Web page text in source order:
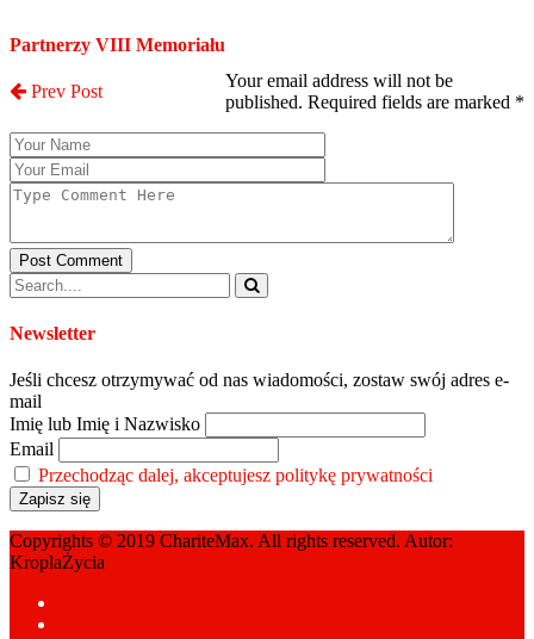
Partnerzy VIII Memoriału
Prev Post
Your email address will not be
published. Required fields are marked *
Post Comment
Newsletter
Jeśli chcesz otrzymywać od nas wiadomości, zostaw swój adres e-
mail
Imię lub Imię i Nazwisko
Email
Przechodząc dalej, akceptujesz politykę prywatności
Copyrights © 2019 ChariteMax. All rights reserved. Autor:
KroplaŻycia